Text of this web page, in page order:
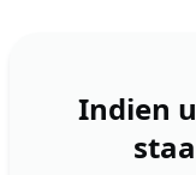
Indien